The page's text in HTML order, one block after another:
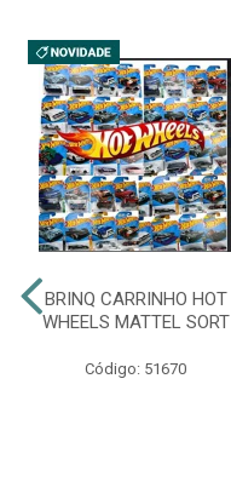
BRINQ CARRINHO HOT
WHEELS MATTEL SORT
Código: 51670